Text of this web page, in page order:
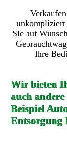
unkompliziert
Sie auf
Ihre
Wir bieten
auch
Beispiel
Entsorgung